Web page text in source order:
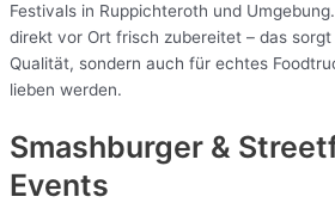
Festivals in Ruppichteroth und
direkt vor Ort frisch zubereitet – das
Qualität, sondern auch für echtes
lieben werden.
Smashburger &
Events